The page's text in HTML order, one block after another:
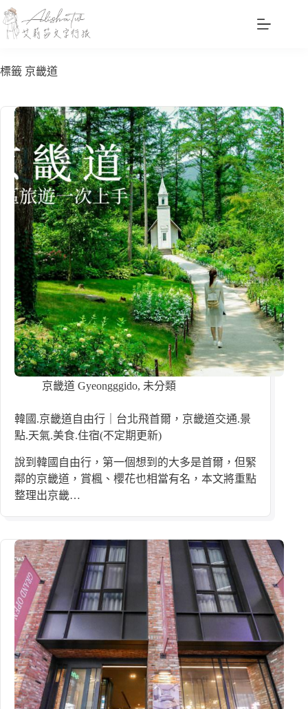
跳
至
主
內
標籤 京畿道
京畿道 Gyeongggido, 未分類
韓國.京畿道自由行｜台北飛首爾，京畿道交通.景
點.天氣.美食.住宿(不定期更新)
說到韓國自由行，第一個想到的大多是首爾，但緊
鄰的京畿道，賞楓、櫻花也相當有名，本文將重點
整理出京畿…